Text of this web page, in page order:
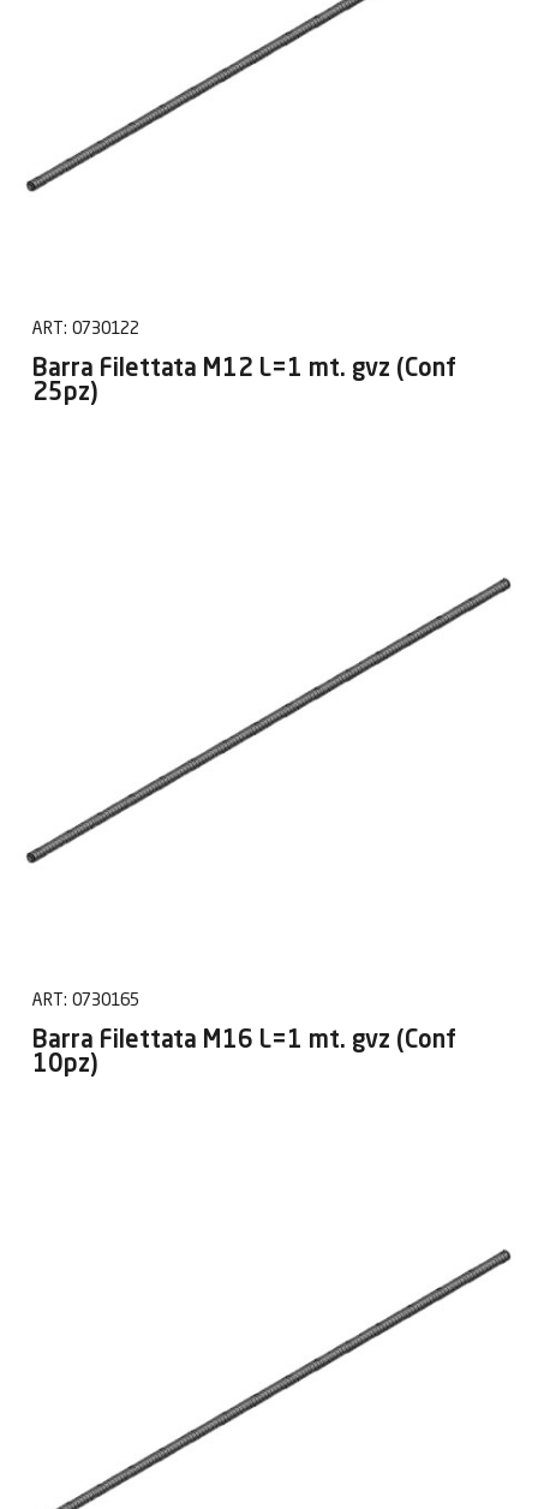
ART: 0730122
Barra Filettata M12 L=1 mt. gvz (Conf
25pz)
ART: 0730165
Barra Filettata M16 L=1 mt. gvz (Conf
10pz)